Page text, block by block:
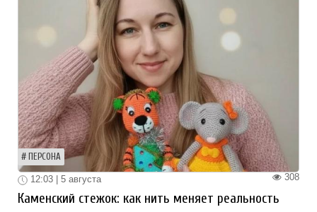
ПЕРСОНА
308
12:03 | 5 августа
Каменский стежок: как нить меняет реальность